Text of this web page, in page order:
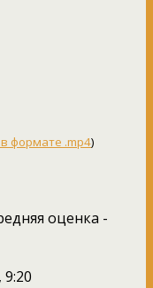
формате .mp4)
оценка -